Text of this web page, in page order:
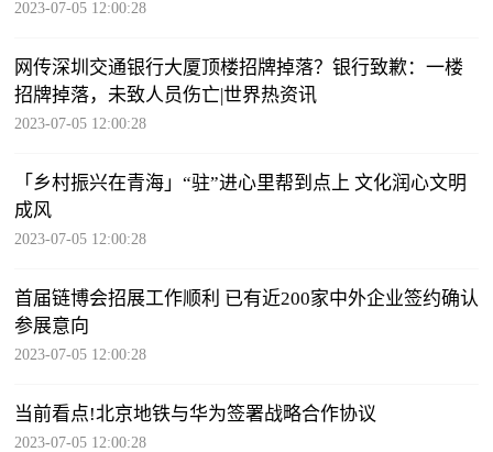
2023-07-05 12:00:28
网传深圳交通银行大厦顶楼招牌掉落？银行致歉：一楼
招牌掉落，未致人员伤亡|世界热资讯
2023-07-05 12:00:28
「乡村振兴在青海」“驻”进心里帮到点上 文化润心文明
成风
2023-07-05 12:00:28
首届链博会招展工作顺利 已有近200家中外企业签约确认
参展意向
2023-07-05 12:00:28
当前看点!北京地铁与华为签署战略合作协议
2023-07-05 12:00:28